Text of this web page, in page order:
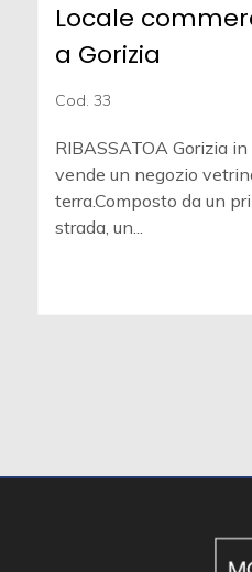
Locale
a Gorizia
Cod. 33
RIBASSATOA Gorizia
vende un negozio
terra.Composto da un
strada, un...